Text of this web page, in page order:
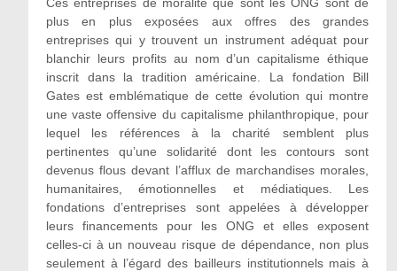
plus en plus exposées aux offres des grandes
entreprises qui y trouvent un instrument adéquat pour
blanchir leurs profits au nom d’un capitalisme éthique
inscrit dans la tradition américaine. La fondation Bill
Gates est emblématique de cette évolution qui montre
une vaste offensive du capitalisme philanthropique, pour
lequel les références à la charité semblent plus
pertinentes qu’une solidarité dont les contours sont
devenus flous devant l’afflux de marchandises morales,
humanitaires, émotionnelles et médiatiques. Les
fondations d’entreprises sont appelées à développer
leurs financements pour les ONG et elles exposent
celles-ci à un nouveau risque de dépendance, non plus
seulement à l’égard des bailleurs institutionnels mais à